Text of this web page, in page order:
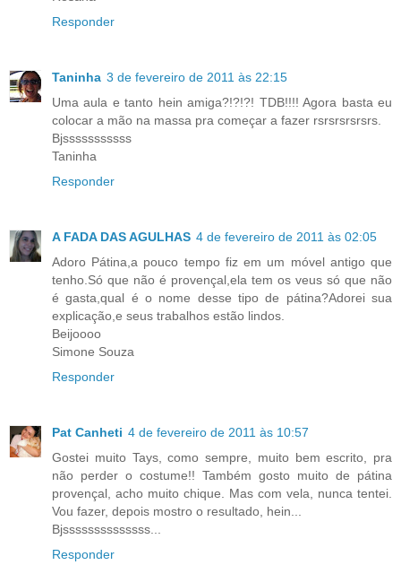
Responder
Taninha 3 de fevereiro de 2011 às 22:15
Uma aula e tanto hein amiga?!?!?! TDB!!!! Agora basta eu
colocar a mão na massa pra começar a fazer rsrsrsrsrsrs.
Bjsssssssssss
Taninha
Responder
A FADA DAS AGULHAS 4 de fevereiro de 2011 às 02:05
Adoro Pátina,a pouco tempo fiz em um móvel antigo que
tenho.Só que não é provençal,ela tem os veus só que não
é gasta,qual é o nome desse tipo de pátina?Adorei sua
explicação,e seus trabalhos estão lindos.
Beijoooo
Simone Souza
Responder
Pat Canheti 4 de fevereiro de 2011 às 10:57
Gostei muito Tays, como sempre, muito bem escrito, pra
não perder o costume!! Também gosto muito de pátina
provençal, acho muito chique. Mas com vela, nunca tentei.
Vou fazer, depois mostro o resultado, hein...
Bjssssssssssssss...
Responder